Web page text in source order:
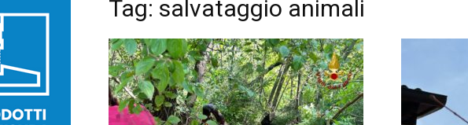
Tag: salvataggio animali